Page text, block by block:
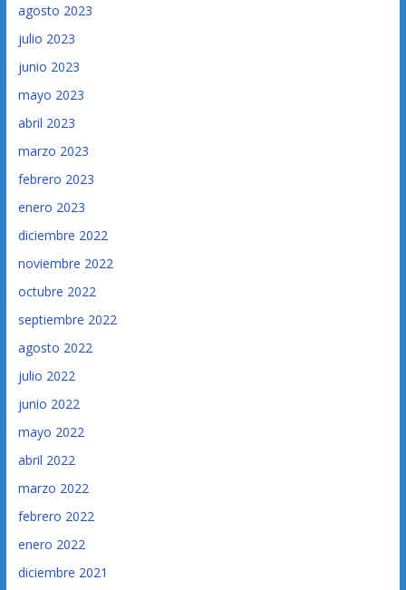
agosto 2023
julio 2023
junio 2023
mayo 2023
abril 2023
marzo 2023
febrero 2023
enero 2023
diciembre 2022
noviembre 2022
octubre 2022
septiembre 2022
agosto 2022
julio 2022
junio 2022
mayo 2022
abril 2022
marzo 2022
febrero 2022
enero 2022
diciembre 2021